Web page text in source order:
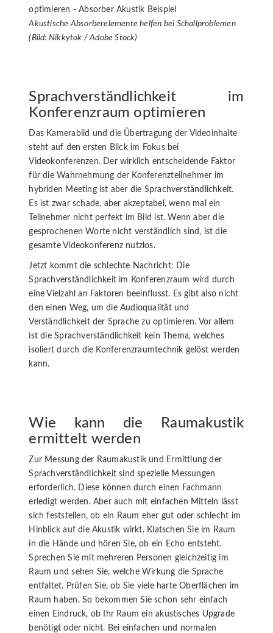
Akustische Absorberelemente helfen bei Schallproblemen
(Bild: Nikkytok / Adobe Stock)
Sprachverständlichkeit im
Konferenzraum optimieren
Das Kamerabild und die Übertragung der Videoinhalte
steht auf den ersten Blick im Fokus bei
Videokonferenzen. Der wirklich entscheidende Faktor
für die Wahrnehmung der Konferenzteilnehmer im
hybriden Meeting ist aber die Sprachverständlichkeit.
Es ist zwar schade, aber akzeptabel, wenn mal ein
Teilnehmer nicht perfekt im Bild ist. Wenn aber die
gesprochenen Worte nicht verständlich sind, ist die
gesamte Videokonferenz nutzlos.
Jetzt kommt die schlechte Nachricht: Die
Sprachverständlichkeit im Konferenzraum wird durch
eine Vielzahl an Faktoren beeinflusst. Es gibt also nicht
den einen Weg, um die Audioqualität und
Verständlichkeit der Sprache zu optimieren. Vor allem
ist die Sprachverständlichkeit kein Thema, welches
isoliert durch die Konferenzraumtechnik gelöst werden
kann.
Wie kann die Raumakustik
ermittelt werden
Zur Messung der Raumakustik und Ermittlung der
Sprachverständlichkeit sind spezielle Messungen
erforderlich. Diese können durch einen Fachmann
erledigt werden. Aber auch mit einfachen Mitteln lässt
sich feststellen, ob ein Raum eher gut oder schlecht im
Hinblick auf die Akustik wirkt. Klatschen Sie im Raum
in die Hände und hören Sie, ob ein Echo entsteht.
Sprechen Sie mit mehreren Personen gleichzeitig im
Raum und sehen Sie, welche Wirkung die Sprache
entfaltet. Prüfen Sie, ob Sie viele harte Oberflächen im
Raum haben. So bekommen Sie schon sehr einfach
einen Eindruck, ob Ihr Raum ein akustisches Upgrade
benötigt oder nicht. Bei einfachen und normalen